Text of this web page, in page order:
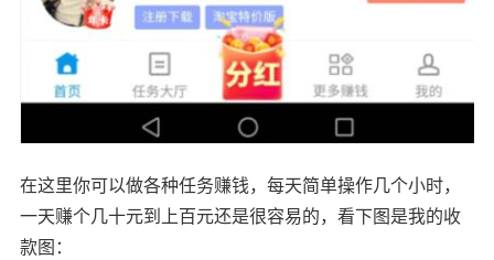
在这里你可以做各种任务赚钱，每天简单操作几个小时，
一天赚个几十元到上百元还是很容易的，看下图是我的收
款图：